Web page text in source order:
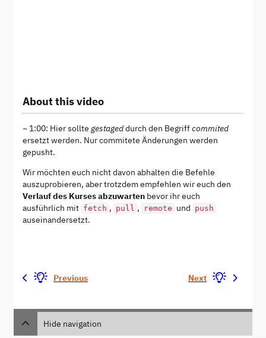
About this video
~ 1:00: Hier sollte gestageddurch den Begriffcommited
ersetzt werden. Nur commitete Änderungen werden
gepusht.
Wir möchten euch nicht davon abhalten die Befehle
auszuprobieren, aber trotzdem empfehlen wir euch den
Verlauf des Kurses abzuwarten bevor ihr euch
ausführlich mit fetch , pull , remote und push
auseinandersetzt.
Previous Next
Hide navigation